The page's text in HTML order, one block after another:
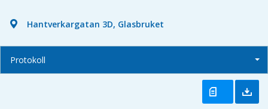
Hantverkargatan 3D, Glasbruket
Protokoll